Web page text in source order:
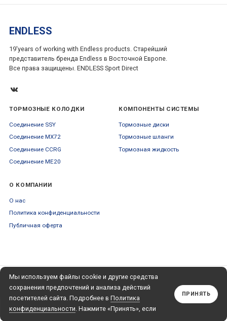
Мы используем файлы cookie и другие средства
сохранения предпочтений и анализа действий
посетителей сайта. Подробнее в Политика
конфиденциальности. Нажмите «Принять», если
ПРИНЯТЬ
ENDLESS
19'years of working with Endless products. Старейший
представитель бренда Endless в Восточной Европе.
Все права защищены. ENDLESS Sport Direct
ТОРМОЗНЫЕ КОЛОДКИ
Соединение SSY
Соединение MX72
Соединение CCRG
Соединение ME20
КОМПОНЕНТЫ СИСТЕМЫ
Тормозные диски
Тормозные шланги
Тормозная жидкость
О КОМПАНИИ
О нас
Политика конфиденциальности
Публичная оферта
ПОДПИСЫВАЙТЕСЬ
НА НАШУ РАССЫЛКУ
Подписаться
+79653554445
Обратный звонок